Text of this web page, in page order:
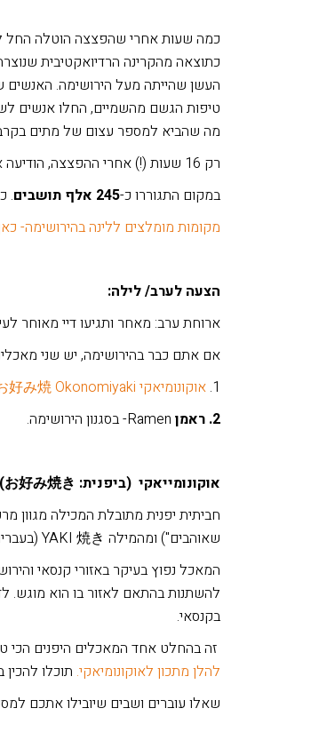
כמה שעות אחרי שהפצצה הוטלה החל
כתוצאה מהקרינה הרדיואקטיבית
העשן שהייתה מעל הירושימה. האנשים
טיפות הגשם מהשמיים, החלו אנשים
מה שהביא למספר עצום של מתים
רק 16 שעות (!) אחרי ההפצצה, הודיעה ארצות הברית על כלי המשחית החדש שהיה בידה, ובכך יידעה את היפנים על הגורם לאסונם.
במקום התגוררו כ-245 אלף תושבים
. כ-83 אלף מתושבי העיר נספו מיד ומספר דומה
מקומות מומלצים ללינה בהירושימה-
הצעה לערב/ לילה:
ארוחת ערב: מאחר ותגיעו דיי מאוחר
אם אתם כבר בהירושימה, יש שני
1. אוקונומיאקי お好み焼 Okonomiyaki
2. ראמן
Ramen- בסגנון הירושימה.
אוקונומייאקי (ביפנית: お好み焼き
שאוהבים") ומהמילה YAKI 焼き (בעברית: "על האש").
המאכל נפוץ בעיקר באזורי קנסאי
להשתנות בהתאם לאזור בו הוא מוגש.
בקנסאי.
זה בהחלט אחד המאכלים היפנים הכי
להלן מתכון לאוקונומיאקי. תוכלו
שאלו עוברים ושבים שיובילו אתכם